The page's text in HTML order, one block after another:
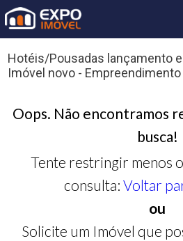
Hotéis/Pousadas lançamento
Imóvel novo - Empreendimento
Oops. Não encontramos
busca!
Tente restringir menos
consulta: Voltar
ou
Solicite um Imóvel que